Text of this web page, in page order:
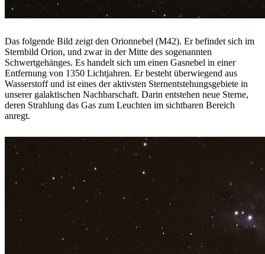
Das folgende Bild zeigt den Orionnebel (M42). Er befindet sich im
Sternbild Orion, und zwar in der Mitte des sogenannten
Schwertgehänges. Es handelt sich um einen Gasnebel in einer
Entfernung von 1350 Lichtjahren. Er besteht überwiegend aus
Wasserstoff und ist eines der aktivsten Sternentstehungsgebiete in
unserer galaktischen Nachbarschaft. Darin entstehen neue Sterne,
deren Strahlung das Gas zum Leuchten im sichtbaren Bereich
anregt.